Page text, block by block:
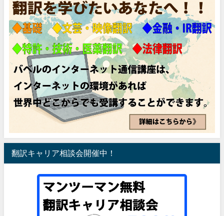
翻訳キャリア相談会開催中！